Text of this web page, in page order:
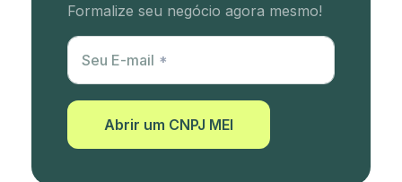
Formalize seu negócio agora mesmo!
Utm Content
Seu E-mail
Abrir um CNPJ MEI